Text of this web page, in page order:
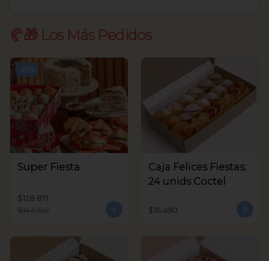
🥐🎁 Los Más Pedidos
10 %
Super Fiesta
$128.871
$143.190
Caja Felices Fiestas:
24 unids Coctel
$16.490